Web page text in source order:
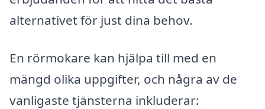
alternativet för just dina behov.
En rörmokare kan hjälpa till med en
mängd olika uppgifter, och några av de
vanligaste tjänsterna inkluderar: